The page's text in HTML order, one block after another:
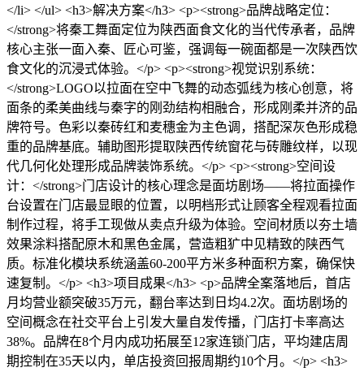
</li> </ul> <h3>解决方案</h3> <p><strong>品牌战略定位：
</strong>将秦工舞面定位为陕西面食文化的当代传承者，品牌
核心主张一面入秦、匠心可鉴，强调每一碗面都是一次陕西饮
食文化的沉浸式体验。</p> <p><strong>视觉识别系统：
</strong>LOGO以拉面在空中飞舞的动态弧线为核心创意，将
面条的柔美曲线与秦字的刚劲结构相融合，形成刚柔并济的品
牌符号。色彩以秦砖红和麦穗金为主色调，搭配深灰色形成稳
重的品牌基底。辅助图形提取陕西传统窗花与砖雕纹样，以现
代几何化处理形成品牌装饰系统。</p> <p><strong>空间设
计：</strong>门店设计的核心理念是面坊剧场——将拉面操作
台设置在门店最显眼的位置，以明档形式让顾客全程观看拉面
制作过程，将手工现做从卖点升级为体验。空间材质以夯土墙
效果涂料搭配原木和黑色金属，营造粗犷中见精致的陕西气
质。标准化模块系统涵盖60-200平方米多种面积方案，确保快
速复制。</p> <h3>项目成果</h3> <p>品牌全案落地后，首店
月均营业额突破35万元，翻台率达到日均4.2次。面坊剧场的
空间概念在社交平台上引发大量自发传播，门店打卡率高达
38%。品牌在8个月内成功拓展至12家连锁门店，平均建店周
期控制在35天以内，单店投资回报周期约10个月。</p> <h3>